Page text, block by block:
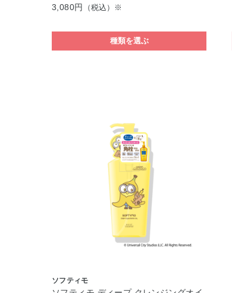
3,080円 （税込）※
種類を選ぶ
ソフティモ